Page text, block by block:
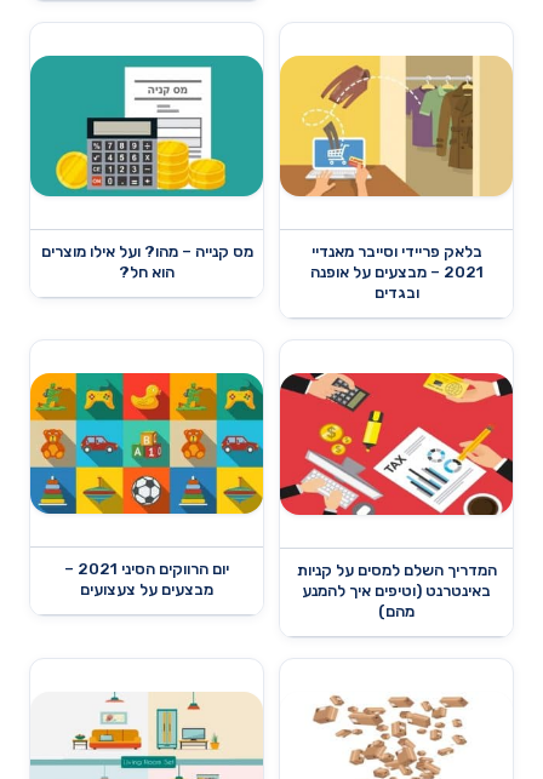
בלאק פריידי וסייבר מאנדיי
2021 – מבצעים על אופנה
ובגדים
מס קנייה – מהו? ועל אילו מוצרים
הוא חל?
המדריך השלם למסים על קניות
באינטרנט (וטיפים איך להמנע
מהם)
יום הרווקים הסיני 2021 –
מבצעים על צעצועים